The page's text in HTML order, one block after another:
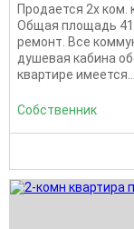
Продается 2х ком.
Общая площадь
ремонт. Все
душевая кабина
квартире имеется...
Собственник